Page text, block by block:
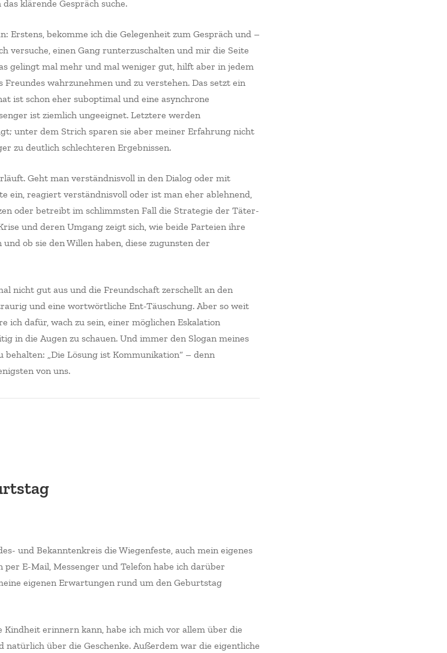
klärende Gespräch suche.
Erstens, bekomme ich die Gelegenheit zum Gespräch und –
versuche, einen Gang runterzuschalten und mir die Seite
gelingt mal mehr und mal weniger gut, hilft aber in jedem
wahrzunehmen und zu verstehen. Das setzt ein
ist schon eher suboptimal und eine asynchrone
ist ziemlich ungeeignet. Letztere werden
unter dem Strich sparen sie aber meiner Erfahrung nicht
zu deutlich schlechteren Ergebnissen.
Geht man verständnisvoll in den Dialog oder mit
ein, reagiert verständnisvoll oder ist man eher ablehnend,
oder betreibt im schlimmsten Fall die Strategie der Täter-
und deren Umgang zeigt sich, wie beide Parteien ihre
ob sie den Willen haben, diese zugunsten der
nicht gut aus und die Freundschaft zerschellt an den
und eine wortwörtliche Ent-Täuschung. Aber so weit
ich dafür, wach zu sein, einer möglichen Eskalation
in die Augen zu schauen. Und immer den Slogan meines
„Die Lösung ist Kommunikation“ – denn
von uns.
und Bekanntenkreis die Wiegenfeste, auch mein eigenes
E-Mail, Messenger und Telefon habe ich darüber
eigenen Erwartungen rund um den Geburtstag
Kindheit erinnern kann, habe ich mich vor allem über die
über die Geschenke. Außerdem war die eigentliche